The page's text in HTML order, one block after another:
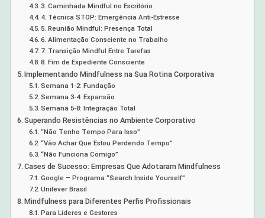
3. Caminhada Mindful no Escritório
4. Técnica STOP: Emergência Anti-Estresse
5. Reunião Mindful: Presença Total
6. Alimentação Consciente no Trabalho
7. Transição Mindful Entre Tarefas
8. Fim de Expediente Consciente
Implementando Mindfulness na Sua Rotina Corporativa
Semana 1-2: Fundação
Semana 3-4: Expansão
Semana 5-8: Integração Total
Superando Resistências no Ambiente Corporativo
“Não Tenho Tempo Para Isso”
“Vão Achar Que Estou Perdendo Tempo”
“Não Funciona Comigo”
Cases de Sucesso: Empresas Que Adotaram Mindfulness
Google – Programa “Search Inside Yourself”
Unilever Brasil
Mindfulness para Diferentes Perfis Profissionais
Para Líderes e Gestores